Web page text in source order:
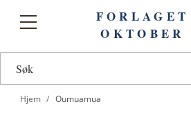
Toggle
FORLAGET
OKTOBER
Hjem Oumuamua